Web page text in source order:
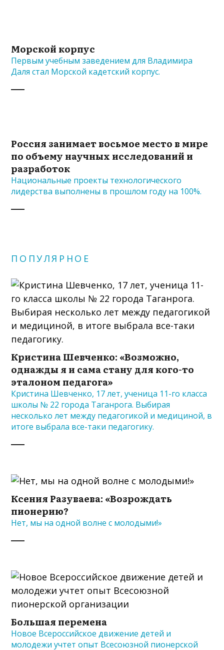
Морской корпус
Первым учебным заведением для Владимира
Даля стал Морской кадетский корпус.
Россия занимает восьмое место в мире
по объему научных исследований и
разработок
Национальные проекты технологического
лидерства выполнены в прошлом году на 100%.
ПОПУЛЯРНОЕ
Кристина Шевченко: «Возможно,
однажды я и сама стану для кого-то
эталоном педагога»
Кристина Шевченко, 17 лет, ученица 11-го класса
школы № 22 города Таганрога. Выбирая
несколько лет между педагогикой и медициной, в
итоге выбрала все-таки педагогику.
Ксения Разуваева: «Возрождать
пионерию?
Нет, мы на одной волне с молодыми!»
Большая перемена
Новое Всероссийское движение детей и
молодежи учтет опыт Всесоюзной пионерской